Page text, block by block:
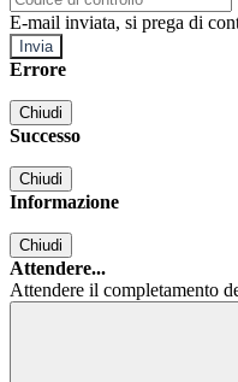
E-mail inviata, si prega di
Errore
Chiudi
Successo
Chiudi
Informazione
Chiudi
Attendere...
Attendere il completamento